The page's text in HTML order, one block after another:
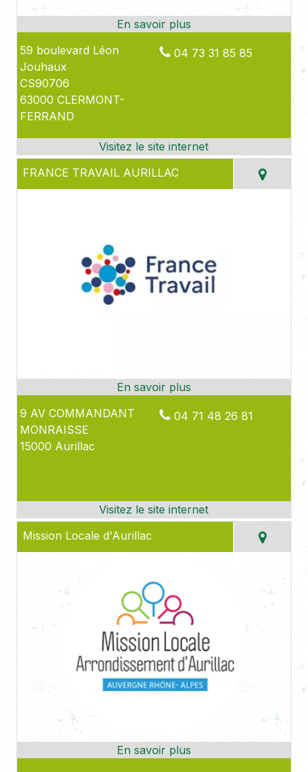
59 boulevard Léon
Jouhaux
CS90706
63000 CLERMONT-
FERRAND
04 73 31 85 85
FRANCE TRAVAIL AURILLAC
9 AV COMMANDANT
MONRAISSE
15000 Aurillac
04 71 48 26 81
Mission Locale d'Aurillac